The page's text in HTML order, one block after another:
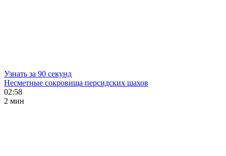
Узнать за 90 секунд
Несметные сокровища персидских шахов
02:58
2 мин